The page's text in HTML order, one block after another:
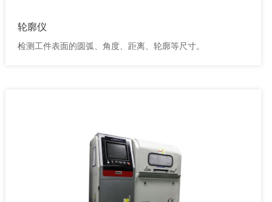
轮廓仪
检测工件表面的圆弧、角度、距离、轮廓等尺寸。